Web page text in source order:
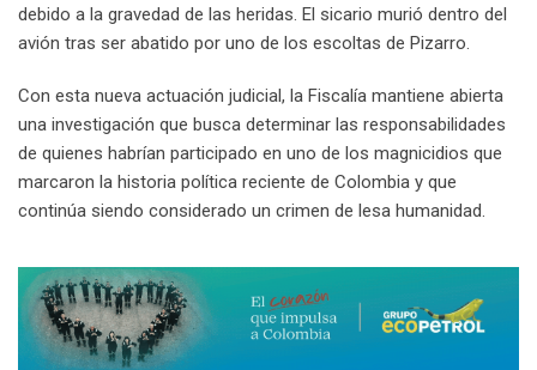
debido a la gravedad de las heridas. El sicario murió dentro del
avión tras ser abatido por uno de los escoltas de Pizarro.
Con esta nueva actuación judicial, la Fiscalía mantiene abierta
una investigación que busca determinar las responsabilidades
de quienes habrían participado en uno de los magnicidios que
marcaron la historia política reciente de Colombia y que
continúa siendo considerado un crimen de lesa humanidad.